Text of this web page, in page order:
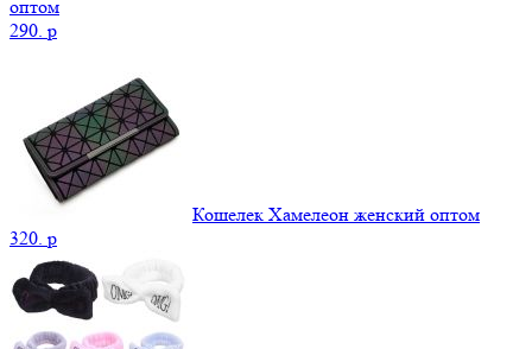
оптом
290. p
Кошелек Хамелеон женский оптом
320. p